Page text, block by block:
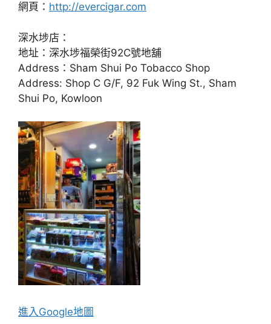
網頁： http://evercigar.com
深水埗店：
地址：深水埗福榮街92C號地舖
Address：Sham Shui Po Tobacco Shop
Address: Shop C G/F, 92 Fuk Wing St., Sham
Shui Po, Kowloon
進入Google地圖